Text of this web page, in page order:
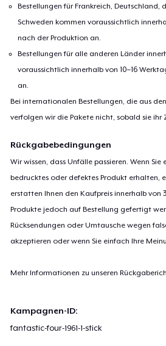
Bestellungen für Frankreich, Deutschland,
Schweden kommen voraussichtlich
nach der Produktion an.
Bestellungen für alle anderen Länder
voraussichtlich innerhalb von 10–16
an.
Bei internationalen Bestellungen, die aus
verfolgen wir die Pakete nicht, sobald sie ihr
Rückgabebedingungen
Wir wissen, dass Unfälle passieren. Wenn
bedrucktes oder defektes Produkt erhalten,
erstatten Ihnen den Kaufpreis innerhalb von
Produkte jedoch auf Bestellung gefertigt
Rücksendungen oder Umtausche wegen
akzeptieren oder wenn Sie einfach Ihre
Mehr Informationen zu unseren
Kampagnen-ID:
fantastic-four-1961-1-stick